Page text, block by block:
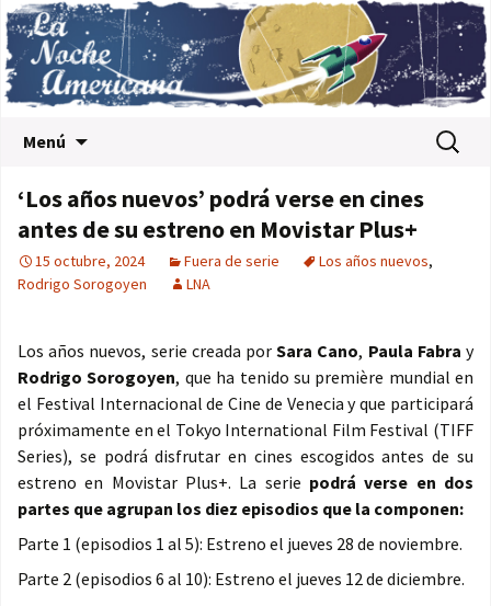
Menú Buscar:
‘Los años nuevos’ podrá verse en cines
antes de su estreno en Movistar Plus+
15 octubre, 2024 Fuera de serie Los años nuevos,
Rodrigo Sorogoyen
LNA
Los años nuevos, serie creada porSara Cano, Paula Fabra y
Rodrigo Sorogoyen, que ha tenido su première mundial en
el Festival Internacional de Cine de Venecia y que participará
próximamente en el Tokyo International Film Festival (TIFF
Series), se podrá disfrutar en cines escogidos antes de su
estreno en Movistar Plus+. La serie podrá verse en dos
partes que agrupan los diez episodios que la componen:
Parte 1 (episodios 1 al 5): Estreno el jueves 28 de noviembre.
Parte 2 (episodios 6 al 10): Estreno el jueves 12 de diciembre.